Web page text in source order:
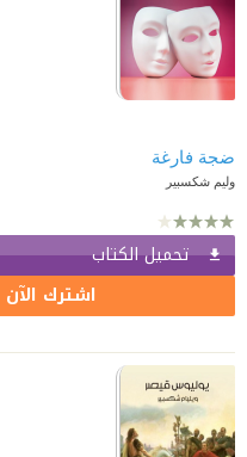
ضجة فارغة
وليم شكسبير
تحميل الكتاب
اشترك الآن